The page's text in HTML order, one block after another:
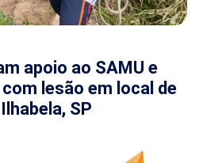
apoio ao SAMU e
lesão em local de
SP